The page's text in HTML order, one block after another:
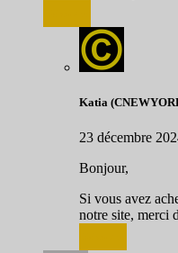
Katia
23 décembre
Bonjour,
Si vous avez
notre site, merci